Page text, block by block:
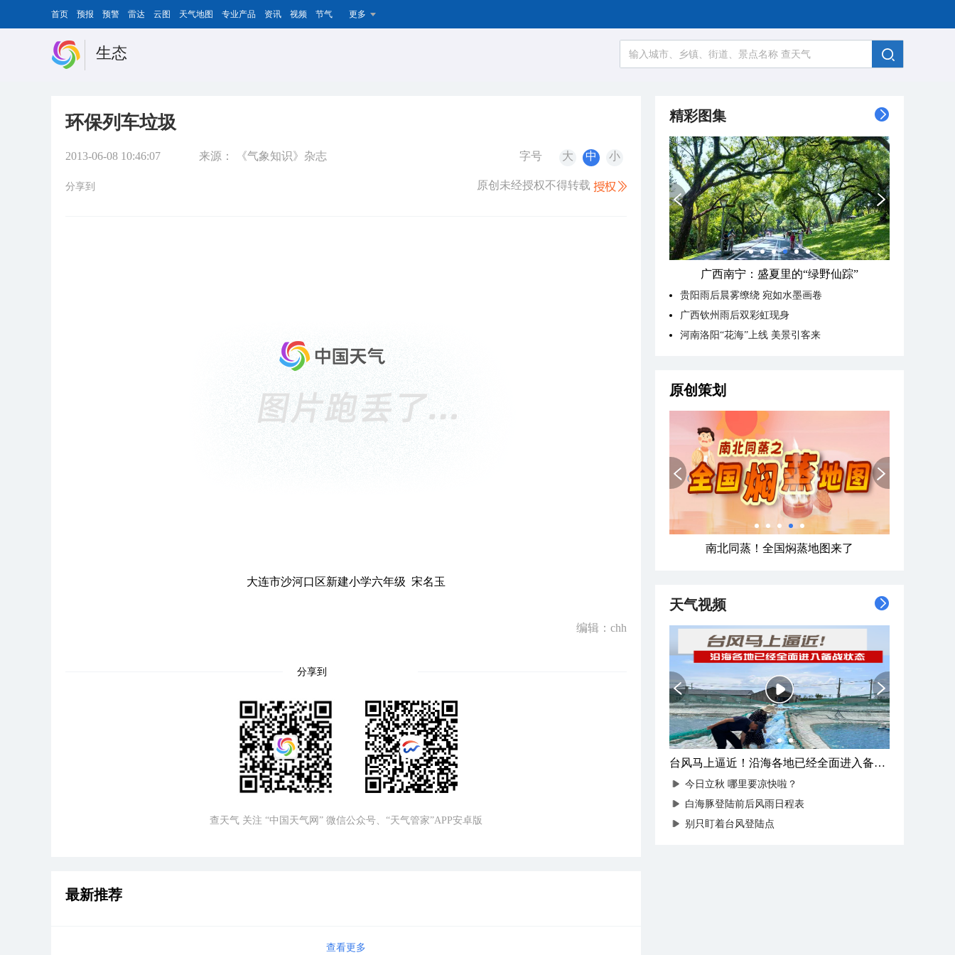
首页 预报 预警 雷达 云图 天气地图 专业产品 资讯 视频 节气 更多
生态
环保列车垃圾
2013-06-08 10:46:07 来源： 《气象知识》杂志 字号 大 中 小
分享到 原创未经授权不得转载
大连市沙河口区新建小学六年级 宋名玉
编辑：chh
分享到
查天气 关注 “中国天气网” 微信公众号、“天气管家”APP安卓版
最新推荐
查看更多
精彩图集
广西南宁：盛夏里的“绿野仙踪”
贵阳雨后晨雾缭绕 宛如水墨画卷
广西钦州雨后双彩虹现身
河南洛阳“花海”上线 美景引客来
原创策划
南北同蒸！全国焖蒸地图来了
天气视频
台风马上逼近！沿海各地已经全面进入备战状态
今日立秋 哪里要凉快啦？
白海豚登陆前后风雨日程表
别只盯着台风登陆点